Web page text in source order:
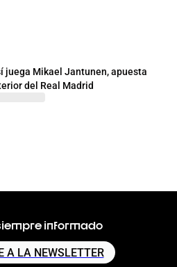
juega Mikael Jantunen, apuesta
del Real Madrid
informado
A LA NEWSLETTER